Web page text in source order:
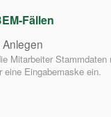
Fällen
Mitarbeiter Stammdaten
eine Eingabemaske ein.